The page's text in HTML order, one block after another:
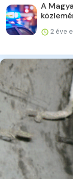
A
2 éve